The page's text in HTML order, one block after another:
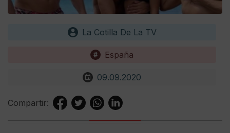
La Cotilla De La TV
España
09.09.2020
Compartir: